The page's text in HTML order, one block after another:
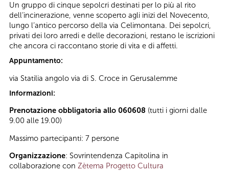
Un gruppo di cinque sepolcri destinati per lo più al rito
dell’incinerazione, venne scoperto agli inizi del Novecento,
lungo l’antico percorso della via Celimontana. Dei sepolcri,
privati dei loro arredi e delle decorazioni, restano le iscrizioni
che ancora ci raccontano storie di vita e di affetti.
Appuntamento:
via Statilia angolo via di S. Croce in Gerusalemme
Informazioni:
Prenotazione obbligatoria allo 060608 (tutti i giorni dalle
9.00 alle 19.00)
Massimo partecipanti: 7 persone
Organizzazione: Sovrintendenza Capitolina in
collaborazione con Zètema Progetto Cultura